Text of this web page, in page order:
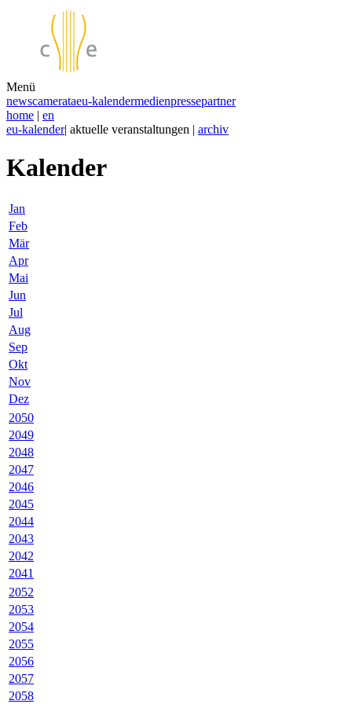
Menü
newscamerataeu-kalendermedienpressepartner
home | en
eu-kalender| aktuelle veranstaltungen | archiv
Kalender
Jan
Feb
Mär
Apr
Mai
Jun
Jul
Aug
Sep
Okt
Nov
Dez
2050
2049
2048
2047
2046
2045
2044
2043
2042
2041
2052
2053
2054
2055
2056
2057
2058